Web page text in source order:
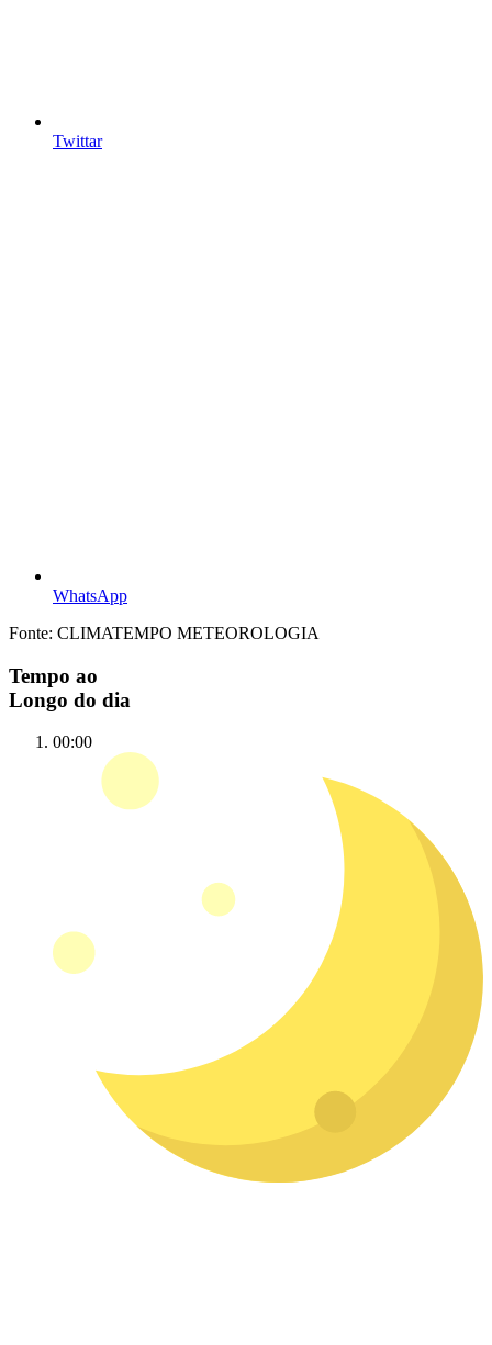
Twittar
WhatsApp
Fonte: CLIMATEMPO METEOROLOGIA
Tempo ao
Longo do dia
00:00